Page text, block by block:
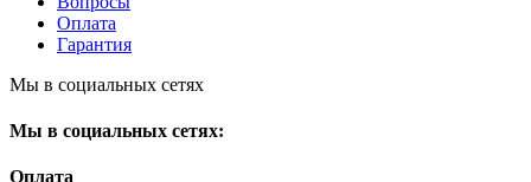
Оплата
Гарантия
Мы в социальных сетях
Мы в социальных сетях:
Оплата